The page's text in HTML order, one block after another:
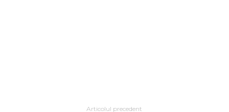
Articolul precedent